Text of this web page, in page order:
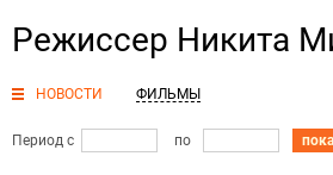
Режиссер Никита
НОВОСТИ ФИЛЬМЫ
Период с по